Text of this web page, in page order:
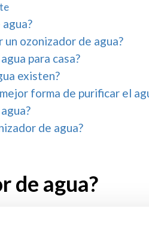
un ozonizador de agua?
para casa?
existen?
forma de purificar el
de agua?
de agua?
que se utiliza para
Estos equipos